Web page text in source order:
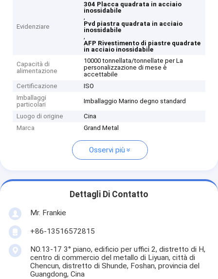
Evidenziare
304 Placca quadrata in acciaio
inossidabile
,
Pvd piastra quadrata in acciaio
inossidabile
,
AFP Rivestimento di piastre quadrate
in acciaio inossidabile
Capacità di
alimentazione
10000 tonnellata/tonnellate per La
personalizzazione di mese è
accettabile
Certificazione
ISO
Imballaggi
particolari
Imballaggio Marino degno standard
Luogo di origine
Cina
Marca
Grand Metal
Osservi più
Dettagli Di Contatto
Mr. Frankie
+86-13516572815
NO.13-17 3° piano, edificio per uffici 2, distretto di H,
centro di commercio del metallo di Liyuan, città di
Chencun, distretto di Shunde, Foshan, provincia del
Guangdong, Cina